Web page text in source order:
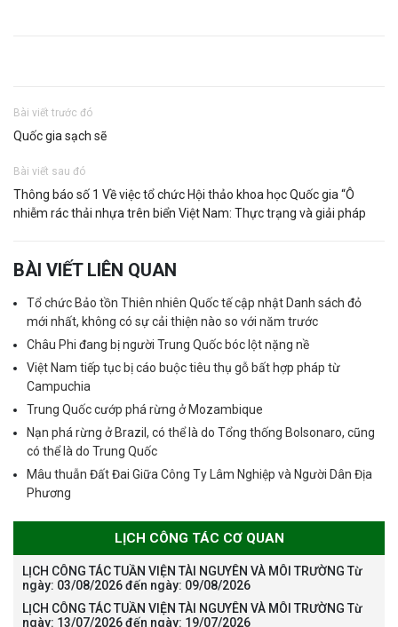
Bài viết trước đó
Quốc gia sạch sẽ
Bài viết sau đó
Thông báo số 1 Về việc tổ chức Hội thảo khoa học Quốc gia “Ô
nhiễm rác thải nhựa trên biển Việt Nam: Thực trạng và giải pháp
BÀI VIẾT LIÊN QUAN
Tổ chức Bảo tồn Thiên nhiên Quốc tế cập nhật Danh sách đỏ
mới nhất, không có sự cải thiện nào so với năm trước
Châu Phi đang bị người Trung Quốc bóc lột nặng nề
Việt Nam tiếp tục bị cáo buộc tiêu thụ gỗ bất hợp pháp từ
Campuchia
Trung Quốc cướp phá rừng ở Mozambique
Nạn phá rừng ở Brazil, có thể là do Tổng thống Bolsonaro, cũng
có thể là do Trung Quốc
Mâu thuẫn Đất Đai Giữa Công Ty Lâm Nghiệp và Người Dân Địa
Phương
LỊCH CÔNG TÁC CƠ QUAN
LỊCH CÔNG TÁC TUẦN VIỆN TÀI NGUYÊN VÀ MÔI TRƯỜNG Từ
ngày: 03/08/2026 đến ngày: 09/08/2026
LỊCH CÔNG TÁC TUẦN VIỆN TÀI NGUYÊN VÀ MÔI TRƯỜNG Từ
ngày: 13/07/2026 đến ngày: 19/07/2026